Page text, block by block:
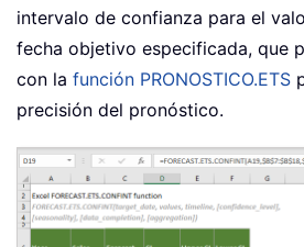
intervalo de confianza para el
fecha objetivo especificada, que
con la función PRONOSTICO.ETS
precisión del pronóstico.